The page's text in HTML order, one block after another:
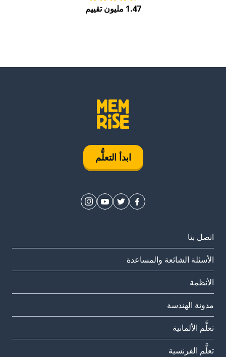
1.47 مليون تقييم
ابدأ التعلُّم
اتصل بنا
الأسئلة الشائعة والمساعدة
الأنظمة
مدونة الهندسة
تعلَّم الألمانية
تعلَّم الفرنسية